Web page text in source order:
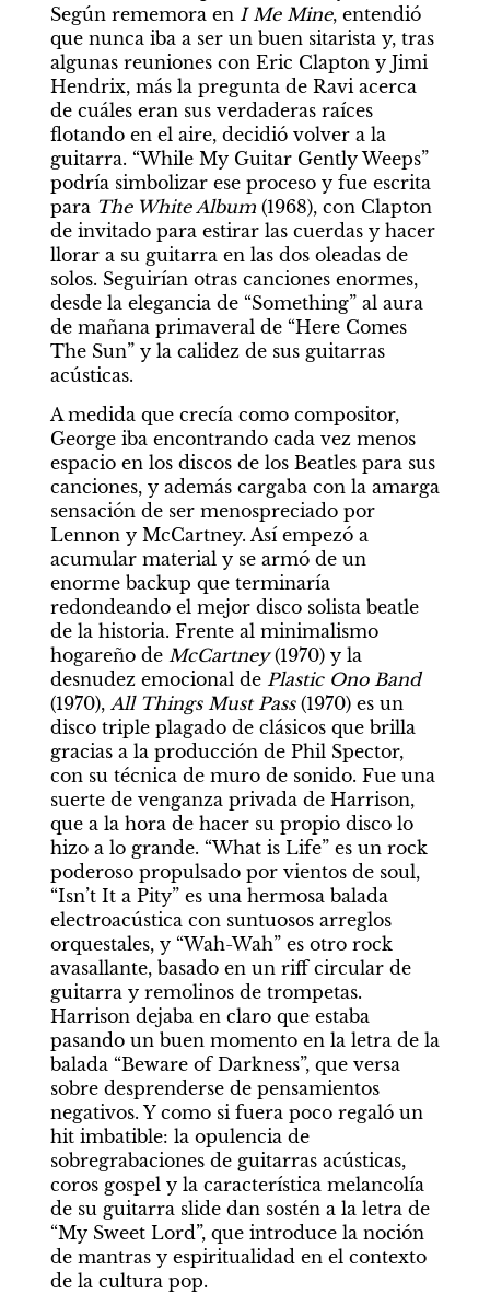
Según rememora en I Me Mine, entendió
que nunca iba a ser un buen sitarista y, tras
algunas reuniones con Eric Clapton y Jimi
Hendrix, más la pregunta de Ravi acerca
de cuáles eran sus verdaderas raíces
flotando en el aire, decidió volver a la
guitarra. “While My Guitar Gently Weeps”
podría simbolizar ese proceso y fue escrita
para The White Album (1968), con Clapton
de invitado para estirar las cuerdas y hacer
llorar a su guitarra en las dos oleadas de
solos. Seguirían otras canciones enormes,
desde la elegancia de “Something” al aura
de mañana primaveral de “Here Comes
The Sun” y la calidez de sus guitarras
acústicas.
A medida que crecía como compositor,
George iba encontrando cada vez menos
espacio en los discos de los Beatles para sus
canciones, y además cargaba con la amarga
sensación de ser menospreciado por
Lennon y McCartney. Así empezó a
acumular material y se armó de un
enorme backup que terminaría
redondeando el mejor disco solista beatle
de la historia. Frente al minimalismo
hogareño de McCartney (1970) y la
desnudez emocional de Plastic Ono Band
(1970), All Things Must Pass (1970) es un
disco triple plagado de clásicos que brilla
gracias a la producción de Phil Spector,
con su técnica de muro de sonido. Fue una
suerte de venganza privada de Harrison,
que a la hora de hacer su propio disco lo
hizo a lo grande. “What is Life” es un rock
poderoso propulsado por vientos de soul,
“Isn’t It a Pity” es una hermosa balada
electroacústica con suntuosos arreglos
orquestales, y “Wah-Wah” es otro rock
avasallante, basado en un riff circular de
guitarra y remolinos de trompetas.
Harrison dejaba en claro que estaba
pasando un buen momento en la letra de la
balada “Beware of Darkness”, que versa
sobre desprenderse de pensamientos
negativos. Y como si fuera poco regaló un
hit imbatible: la opulencia de
sobregrabaciones de guitarras acústicas,
coros gospel y la característica melancolía
de su guitarra slide dan sostén a la letra de
“My Sweet Lord”, que introduce la noción
de mantras y espiritualidad en el contexto
de la cultura pop.